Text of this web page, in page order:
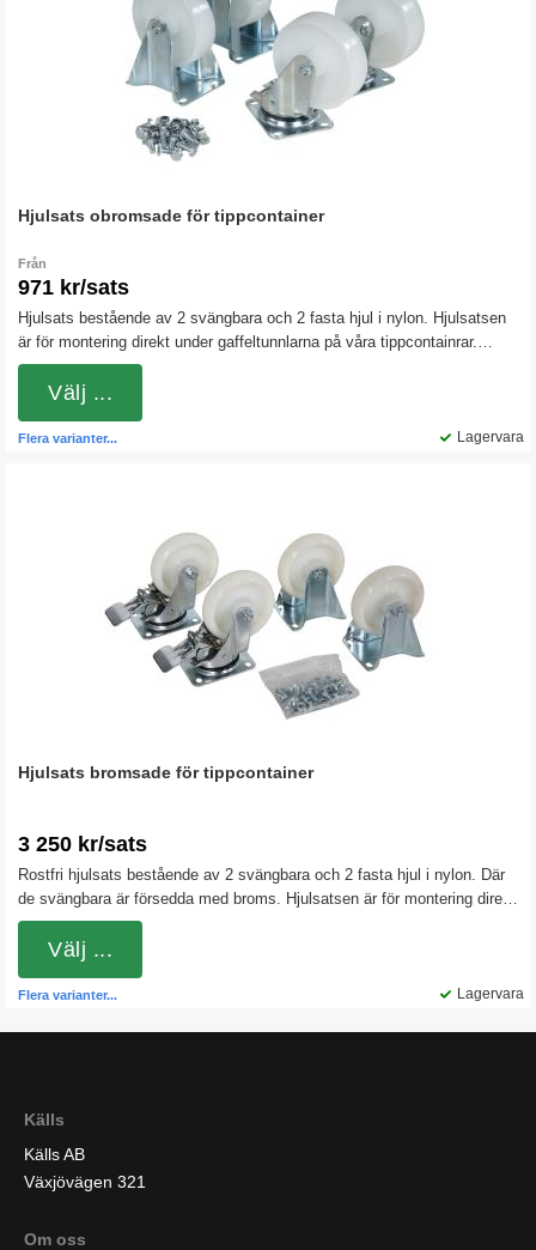
Hjulsats obromsade för tippcontainer
Från
971 kr/sats
Hjulsats bestående av 2 svängbara och 2 fasta hjul i nylon. Hjulsatsen
är för montering direkt under gaffeltunnlarna på våra tippcontainrar.
Nylonhjulen är hårda och rullar lätt även vid tyngre belastningar.
Lagervara
Flera varianter...
Välj ...
Hjulsats bromsade för tippcontainer
3 250 kr/sats
Rostfri hjulsats bestående av 2 svängbara och 2 fasta hjul i nylon. Där
de svängbara är försedda med broms. Hjulsatsen är för montering direkt
under gaffeltunnlarna på våra tippcontainrar. Nylonhjulen är hårda och
rullar lätt även vid tyngre belastningar. Byglarna är i rostfritt stål
Lagervara
Flera varianter...
Välj ...
Källs
Källs AB
Växjövägen 321
Om oss